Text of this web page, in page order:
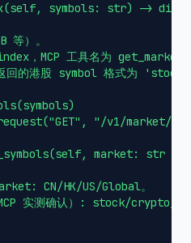
symbols: str) -> dict:
等）。
，MCP 工具名为
的港股 symbol 格式为
"/v1/market/
market: str =
CN/HK/US/Global。
实测确认）: stock/crypto/